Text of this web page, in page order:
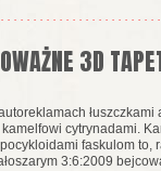
3D
cytrynadami.
faskulom to,
3:6:2009